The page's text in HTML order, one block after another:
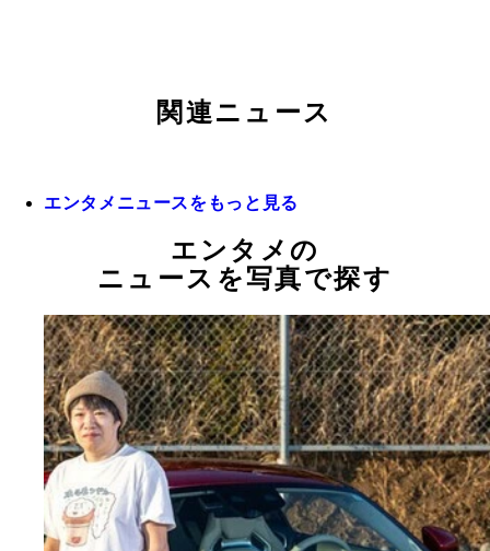
関連ニュース
エンタメニュースをもっと見る
エンタメの
ニュースを写真で探す